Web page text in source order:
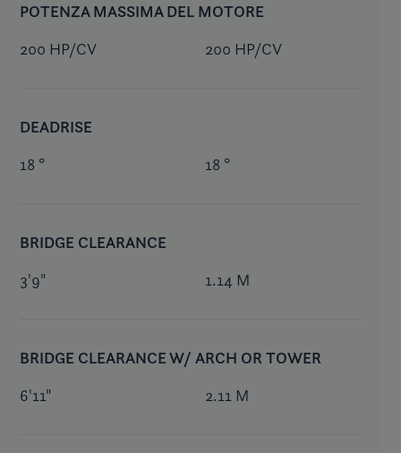
POTENZA MASSIMA DEL MOTORE
200 HP/CV 200 HP/CV
DEADRISE
18 ° 18 °
BRIDGE CLEARANCE
3'9" 1.14 M
BRIDGE CLEARANCE W/ ARCH OR TOWER
6'11" 2.11 M